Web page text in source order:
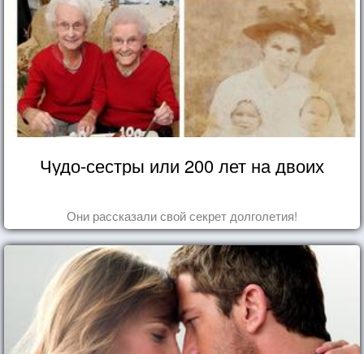
Чудо-сестры или 200 лет на двоих
Они рассказали свой секрет долголетия!